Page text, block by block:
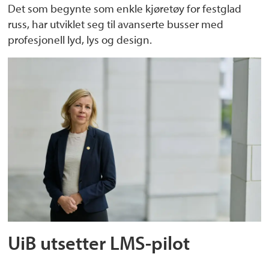
Det som begynte som enkle kjøretøy for festglad
russ, har utviklet seg til avanserte busser med
profesjonell lyd, lys og design.
UiB utsetter LMS-pilot